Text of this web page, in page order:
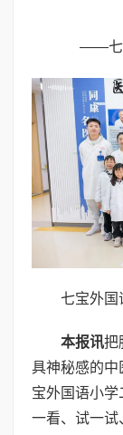
——七
七宝外国
本报讯把
具神秘感的中
宝外国语小
一看、试一试